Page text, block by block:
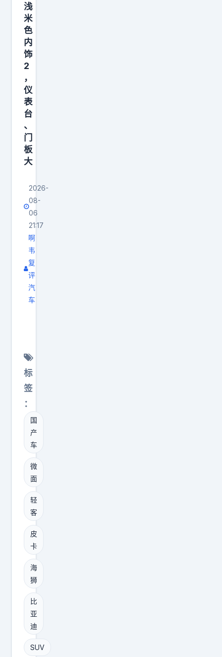
车
型
还
低
。
这
波
操
作
是
不
是
点
自
相
残
杀
？
不
过
对
者
来
说
多
一
个
选
择
总
是
好
的
。
浅
米
色
内
饰
2
，
仪
表
台
、
门
板
大
2026-
08-
06
21:17
啊
韦
复
评
汽
车
海
洋
旗
S
海
狮
0
8
内
饰
首
秀
1
，
官
图
主
推
浅
标
签
：
国
产
车
微
面
轻
客
皮
卡
海
狮
比
亚
迪
SUV